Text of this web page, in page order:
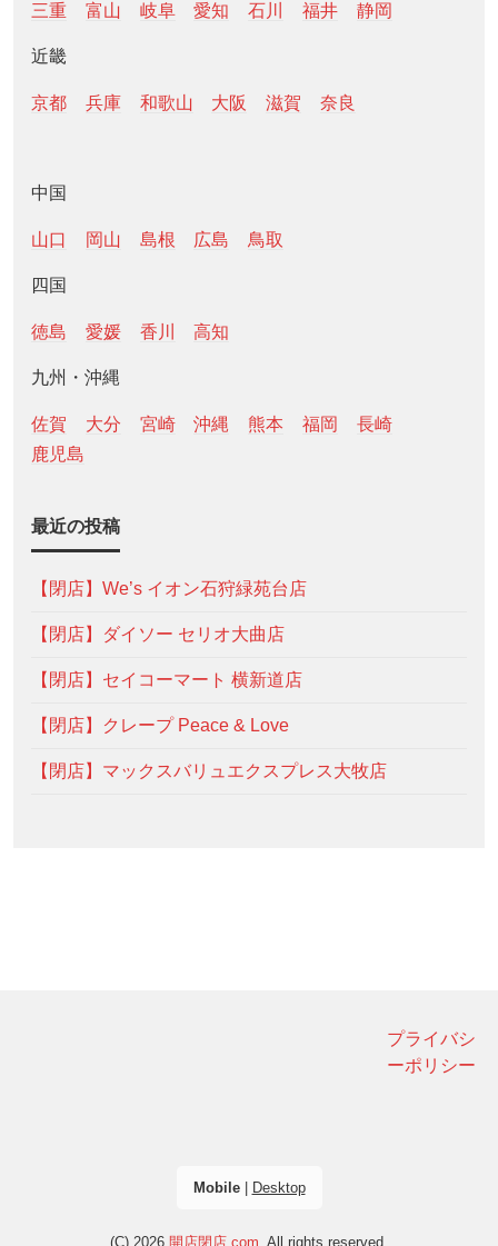
三重 富山 岐阜 愛知 石川 福井 静岡
近畿
京都 兵庫 和歌山 大阪 滋賀 奈良
中国
山口 岡山 島根 広島 鳥取
四国
徳島 愛媛 香川 高知
九州・沖縄
佐賀 大分 宮崎 沖縄 熊本 福岡
長崎
鹿児島
最近の投稿
【閉店】We’s イオン石狩緑苑台店
【閉店】ダイソー セリオ大曲店
【閉店】セイコーマート 横新道店
【閉店】クレープ Peace & Love
【閉店】マックスバリュエクスプレス大牧店
プライバシ
ーポリシー
Mobile| Desktop
(C) 2026 開店閉店.com . All rights reserved.